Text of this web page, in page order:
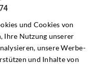
und Cookies von
Ihre Nutzung unserer
unsere Werbe-
und Inhalte von